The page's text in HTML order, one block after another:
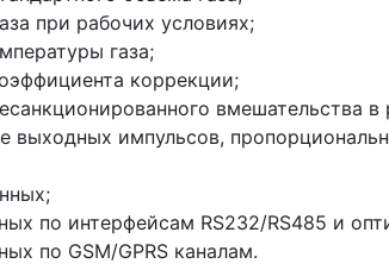
при рабочих условиях;
газа;
коррекции;
вмешательства в
выходных импульсов,
по интерфейсам RS232/RS485 и
по GSM/GPRS каналам.